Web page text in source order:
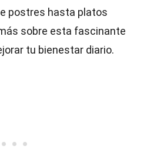
postres hasta platos
sobre esta fascinante
tu bienestar diario.